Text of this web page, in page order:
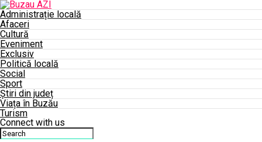
Administrație locală
Afaceri
Cultură
Eveniment
Exclusiv
Politică locală
Social
Sport
Știri din județ
Viața în Buzău
Turism
Connect with us